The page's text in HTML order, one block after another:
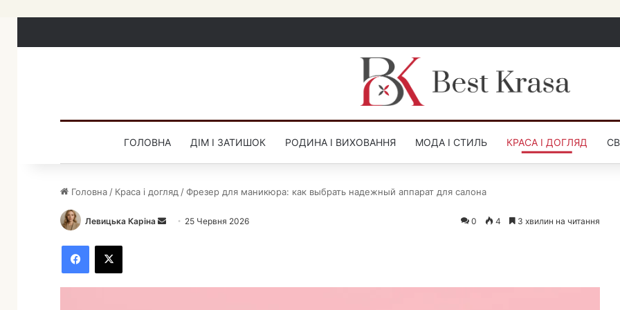
ГОЛОВНА ДІМ І ЗАТИШОК РОДИНА І ВИХОВАННЯ МОДА І СТИЛЬ КРАСА І ДОГЛЯД
Головна / Краса і догляд /Фрезер для маникюра: как выбрать надежный аппарат для салона
Левицька Каріна
ш
25 Червня 2026 0 4 3 хвилин на читання